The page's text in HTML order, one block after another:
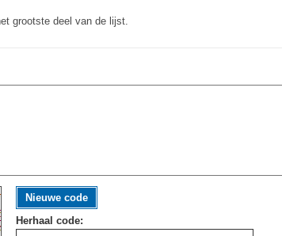
grootste deel van de lijst.
Nieuwe code
Herhaal code: